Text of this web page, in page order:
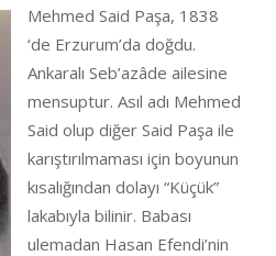
Mehmed Said Paşa, 1838
‘de Erzurum’da doğdu.
Ankaralı Seb’azâde ailesine
mensuptur. Asıl adı Mehmed
Said olup diğer Said Paşa ile
karıştırılmaması için boyunun
kısalığından dolayı “Küçük”
lakabıyla bilinir. Babası
ulemadan Hasan Efendi’nin